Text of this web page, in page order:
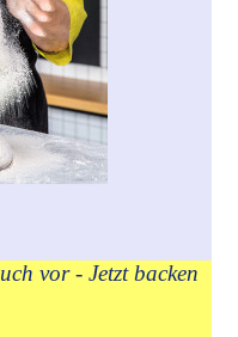
vor - Jetzt backen